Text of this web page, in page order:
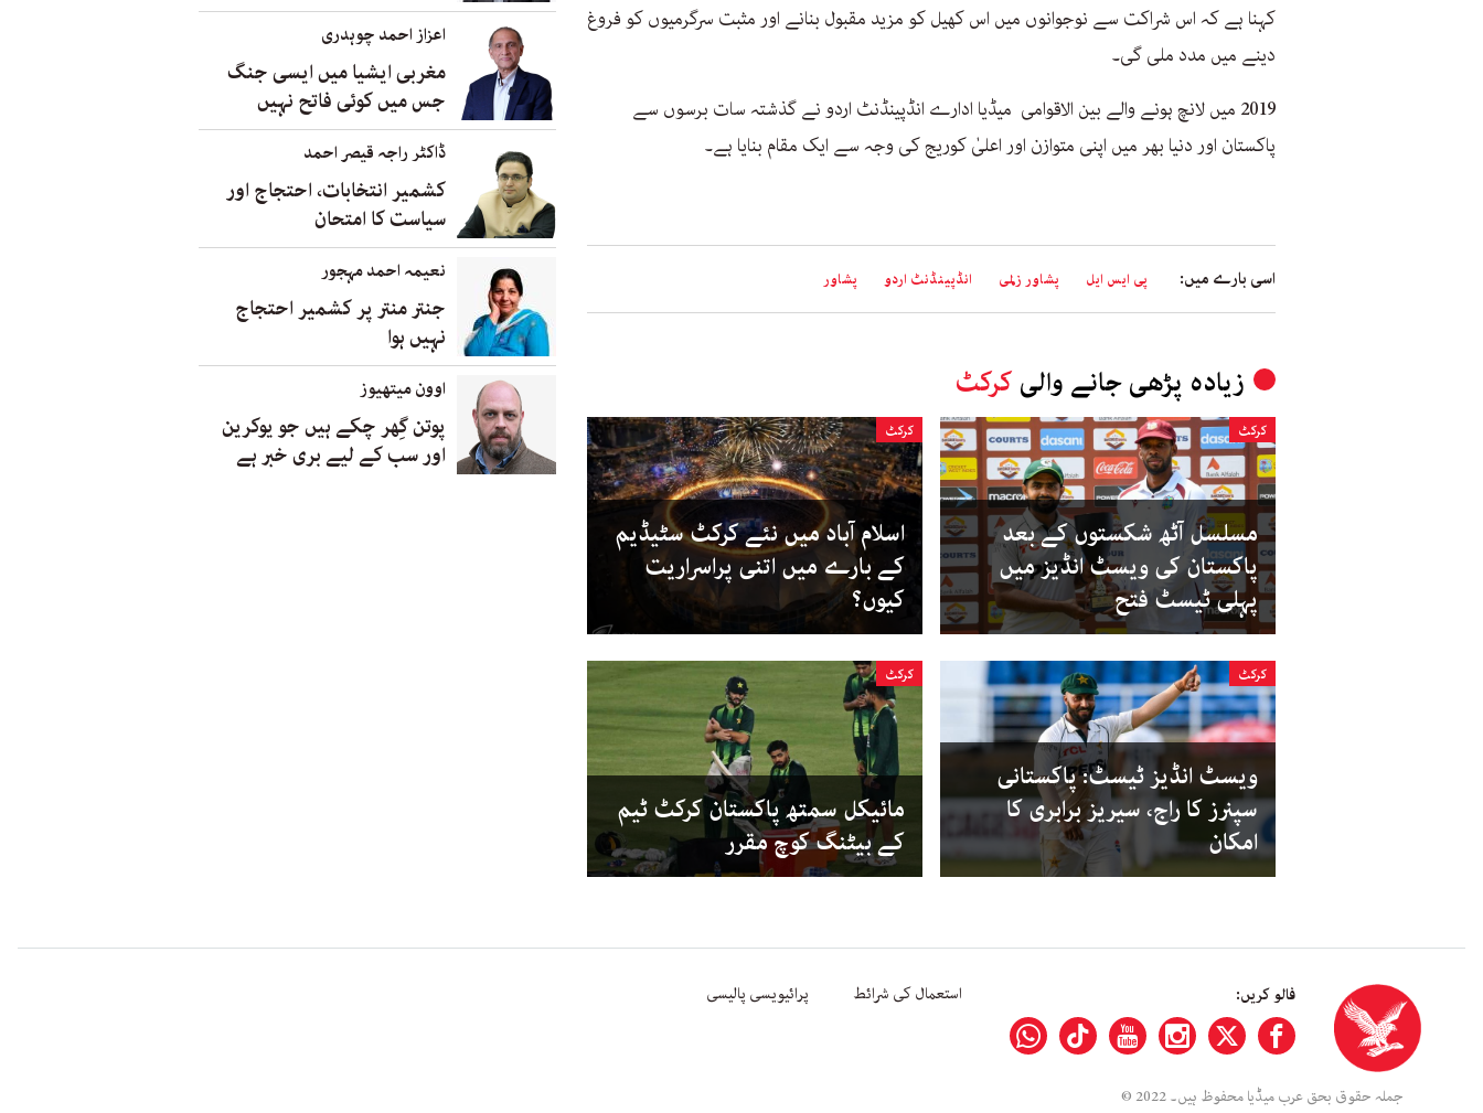
کہنا ہے کہ اس شراکت سے نوجوانوں میں اس کھیل کو مزید مقبول بنانے اور مثبت سرگرمیوں کو فروغ
دینے میں مدد ملی گی۔
2019 میں لانچ ہونے والے بین الاقوامی میڈیا ادارے انڈپینڈنٹ اردو نے گذشتہ سات برسوں سے
پاکستان اور دنیا بھر میں اپنی متوازن اور اعلیٰ کوریج کی وجہ سے ایک مقام بنایا ہے۔
اسی بارے میں: پی ایس ایل پشاور زلمی انڈپینڈنٹ اردو پشاور
زیادہ پڑھی جانے والی کرکٹ
کرکٹ
مسلسل آٹھ شکستوں کے بعد
پاکستان کی ویسٹ انڈیز میں
پہلی ٹیسٹ فتح
کرکٹ
اسلام آباد میں نئے کرکٹ سٹیڈیم
کے بارے میں اتنی پراسراریت
کیوں؟
کرکٹ
ویسٹ انڈیز ٹیسٹ: پاکستانی
سپنرز کا راج، سیریز برابری کا
امکان
کرکٹ
مائیکل سمتھ پاکستان کرکٹ ٹیم
کے بیٹنگ کوچ مقرر
اعزاز احمد چوہدری
مغربی ایشیا میں ایسی جنگ
جس میں کوئی فاتح نہیں
ڈاکٹر راجہ قیصر احمد
کشمیر انتخابات، احتجاج اور
سیاست کا امتحان
نعیمہ احمد مہجور
جنتر منتر پر کشمیر احتجاج
نہیں ہوا
اوون میتھیوز
پوتن گِھر چکے ہیں جو یوکرین
اور سب کے لیے بری خبر ہے
فالو کریں: استعمال کی شرائط پرائیویسی پالیسی
جملہ حقوق بحق عرب میڈیا محفوظ ہیں۔ 2022 ©